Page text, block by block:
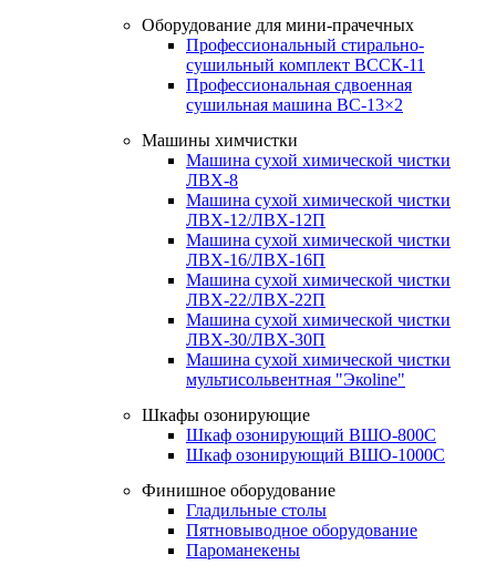
Оборудование для мини-прачечных
Профессиональный стирально-
сушильный комплект ВССК-11
Профессиональная сдвоенная
сушильная машина ВС-13×2
Машины химчистки
Машина сухой химической чистки
ЛВХ-8
Машина сухой химической чистки
ЛВХ-12/ЛВХ-12П
Машина сухой химической чистки
ЛВХ-16/ЛВХ-16П
Машина сухой химической чистки
ЛВХ-22/ЛВХ-22П
Машина сухой химической чистки
ЛВХ-30/ЛВХ-30П
Машина сухой химической чистки
мультисольвентная "Экоline"
Шкафы озонирующие
Шкаф озонирующий ВШО-800С
Шкаф озонирующий ВШО-1000С
Финишное оборудование
Гладильные столы
Пятновыводное оборудование
Пароманекены